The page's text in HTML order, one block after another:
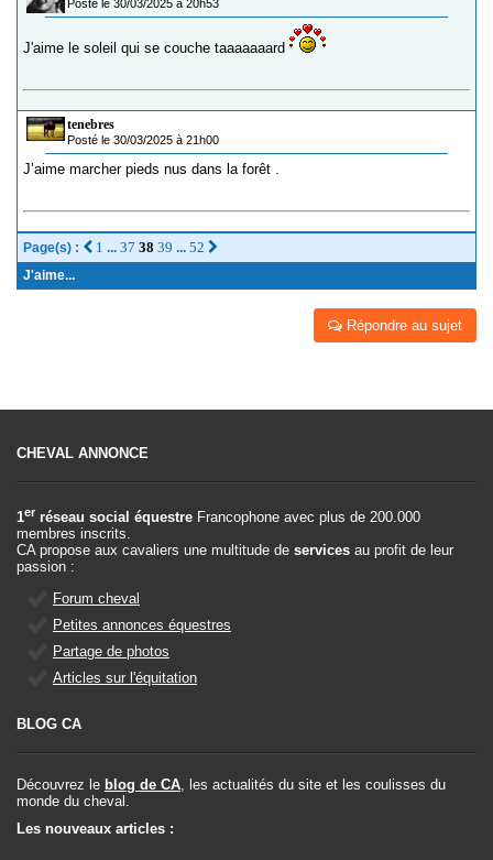
Posté le 30/03/2025 à 20h53
J'aime le soleil qui se couche taaaaaaard
tenebres
Posté le 30/03/2025 à 21h00
J’aime marcher pieds nus dans la forêt .
Page(s) : 1 ... 37 38 39 ... 52
J'aime...
Répondre au sujet
CHEVAL ANNONCE
1er réseau social équestre Francophone avec plus de 200.000
membres inscrits.
CA propose aux cavaliers une multitude de services au profit de leur
passion :
Forum cheval
Petites annonces équestres
Partage de photos
Articles sur l'équitation
BLOG CA
Découvrez le blog de CA, les actualités du site et les coulisses du
monde du cheval.
Les nouveaux articles :